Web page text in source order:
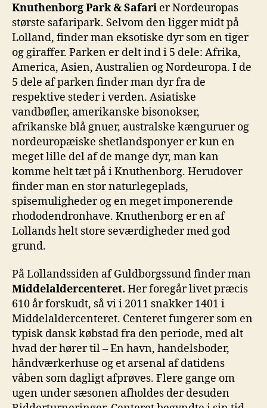
Knuthenborg Park & Safari er Nordeuropas
største safaripark. Selvom den ligger midt på
Lolland, finder man eksotiske dyr som en tiger
og giraffer. Parken er delt ind i 5 dele: Afrika,
America, Asien, Australien og Nordeuropa. I de
5 dele af parken finder man dyr fra de
respektive steder i verden. Asiatiske
vandbøfler, amerikanske bisonokser,
afrikanske blå gnuer, australske kænguruer og
nordeuropæiske shetlandsponyer er kun en
meget lille del af de mange dyr, man kan
komme helt tæt på i Knuthenborg. Herudover
finder man en stor naturlegeplads,
spisemuligheder og en meget imponerende
rhododendronhave. Knuthenborg er en af
Lollands helt store seværdigheder med god
grund.
På Lollandssiden af Guldborgssund finder man
Middelaldercenteret. Her foregår livet præcis
610 år forskudt, så vi i 2011 snakker 1401 i
Middelaldercenteret. Centeret fungerer som en
typisk dansk købstad fra den periode, med alt
hvad der hører til – En havn, handelsboder,
håndværkerhuse og et arsenal af datidens
våben som dagligt afprøves. Flere gange om
ugen under sæsonen afholdes der desuden